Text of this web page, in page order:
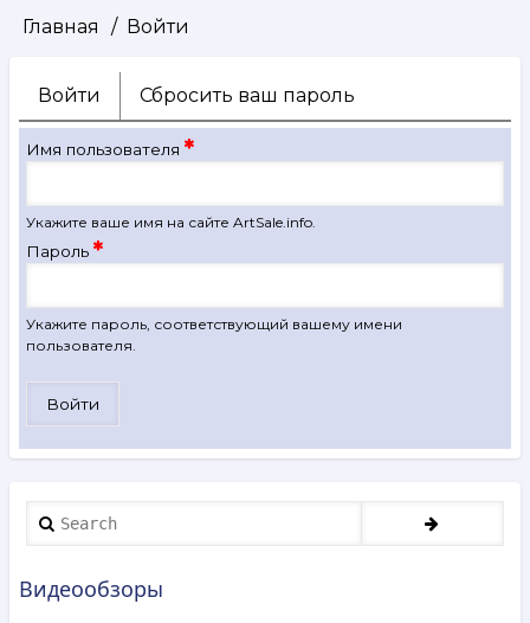
Строка
Главная Войти
Главные
вкладки
Войти
(активная
вкладка)
Сбросить ваш пароль
Имя пользователя
Укажите ваше имя на сайте ArtSale.info.
Пароль
Укажите пароль, соответствующий вашему имени
пользователя.
Search
Видеообзоры